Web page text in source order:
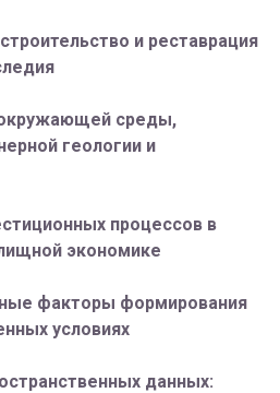
и реставрация
среды,
геологии и
процессов в
экономике
факторы формирования
условиях
данных: